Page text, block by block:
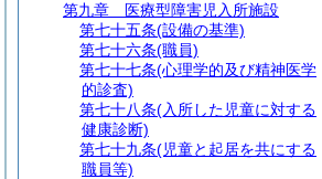
第九章
医療型障害児入所施設
第七十五条(設備の基準)
第七十六条(職員)
第七十七条(心理学的及び精神医学
的診査)
第七十八条(入所した児童に対する
健康診断)
第七十九条(児童と起居を共にする
職員等)